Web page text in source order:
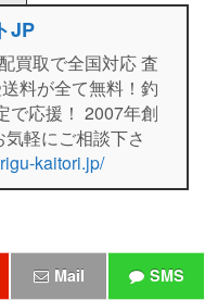
JP
買取で全国対応 査
料が全て無料！釣
で応援！ 2007年創
軽にご相談下さ
kaitori.jp/
Mail SMS